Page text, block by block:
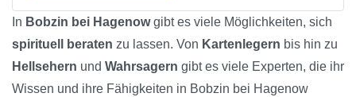
In Bobzin bei Hagenowgibt es viele Möglichkeiten, sich
spirituell beraten zu lassen. Von Kartenlegern bis hin zu
Hellsehern und Wahrsagern gibt es viele Experten, die ihr
Wissen und ihre Fähigkeiten in Bobzin bei Hagenow